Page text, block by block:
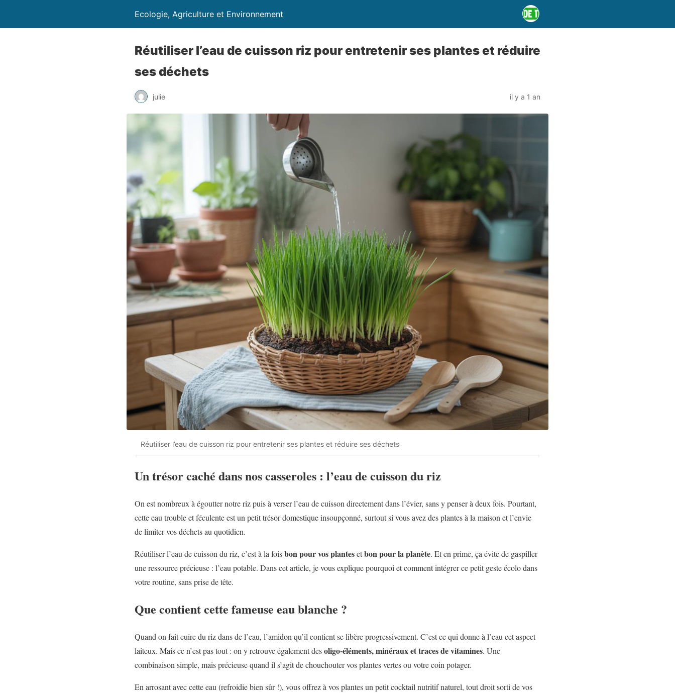
Ecologie, Agriculture et Environnement
Réutiliser l’eau de cuisson riz pour entretenir ses plantes et réduire
ses déchets
julie il y a 1 an
Réutiliser l’eau de cuisson riz pour entretenir ses plantes et réduire ses déchets
Un trésor caché dans nos casseroles : l’eau de cuisson du riz
On est nombreux à égoutter notre riz puis à verser l’eau de cuisson directement dans l’évier, sans y penser à deux fois. Pourtant,
cette eau trouble et féculente est un petit trésor domestique insoupçonné, surtout si vous avez des plantes à la maison et l’envie
de limiter vos déchets au quotidien.
Réutiliser l’eau de cuisson du riz, c’est à la foisbon pour vos plantesetbon pour la planète. Et en prime, ça évite de gaspiller
une ressource précieuse : l’eau potable. Dans cet article, je vous explique pourquoi et comment intégrer ce petit geste écolo dans
votre routine, sans prise de tête.
Que contient cette fameuse eau blanche ?
Quand on fait cuire du riz dans de l’eau, l’amidon qu’il contient se libère progressivement. C’est ce qui donne à l’eau cet aspect
laiteux. Mais ce n’est pas tout : on y retrouve également desoligo-éléments, minéraux et traces de vitamines. Une
combinaison simple, mais précieuse quand il s’agit de chouchouter vos plantes vertes ou votre coin potager.
En arrosant avec cette eau (refroidie bien sûr !), vous offrez à vos plantes un petit cocktail nutritif naturel, tout droit sorti de vos